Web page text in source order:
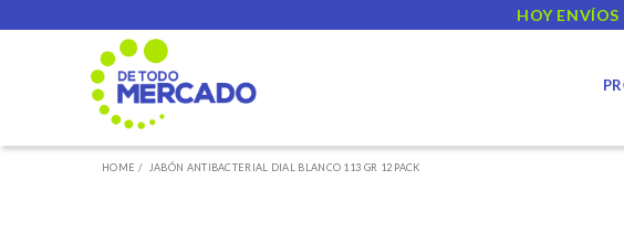
Ir
HOY ENVÍOS
HOME / JABÓN ANTIBACTERIAL DIAL BLANCO 113 GR 12 PACK